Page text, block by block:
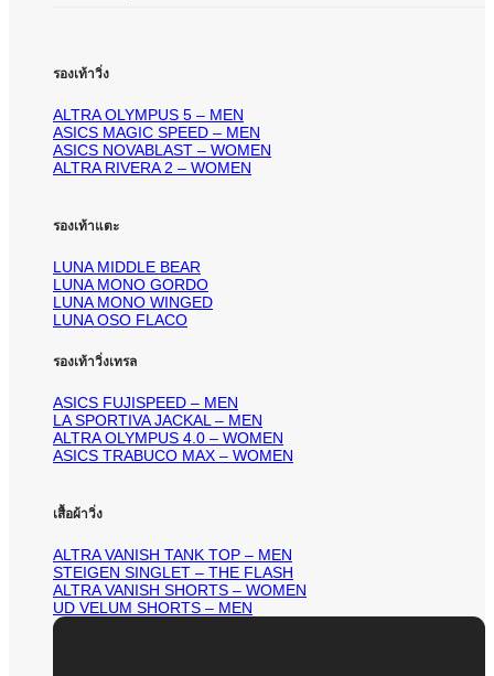
รองเท้าวิ่ง
ALTRA OLYMPUS 5 – MEN
ASICS MAGIC SPEED – MEN
ASICS NOVABLAST – WOMEN
ALTRA RIVERA 2 – WOMEN
รองเท้าแตะ
LUNA MIDDLE BEAR
LUNA MONO GORDO
LUNA MONO WINGED
LUNA OSO FLACO
รองเท้าวิ่งเทรล
ASICS FUJISPEED – MEN
LA SPORTIVA JACKAL – MEN
ALTRA OLYMPUS 4.0 – WOMEN
ASICS TRABUCO MAX – WOMEN
เสื้อผ้าวิ่ง
ALTRA VANISH TANK TOP – MEN
STEIGEN SINGLET – THE FLASH
ALTRA VANISH SHORTS – WOMEN
UD VELUM SHORTS – MEN